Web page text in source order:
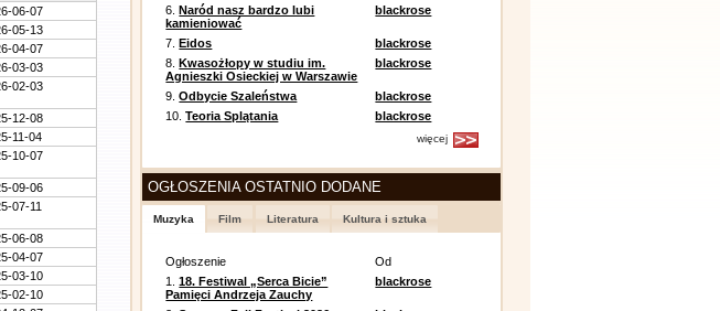
06-07
05-13
04-07
03-03
02-03
12-08
11-04
10-07
09-06
07-11
06-08
04-07
03-10
02-10
6.Naród nasz bardzo lubi
kamieniować
blackrose
7.Eidos
blackrose
8.Kwasożłopy w studiu im.
Agnieszki Osieckiej w Warszawie
blackrose
9.Odbycie Szaleństwa
blackrose
10.Teoria Splątania blackrose
więcej
OGŁOSZENIA OSTATNIO DODANE
Muzyka Film Literatura Kultura i sztuka
Ogłoszenie
Od
1.18. Festiwal „Serca Bicie”
Pamięci Andrzeja Zauchy
blackrose